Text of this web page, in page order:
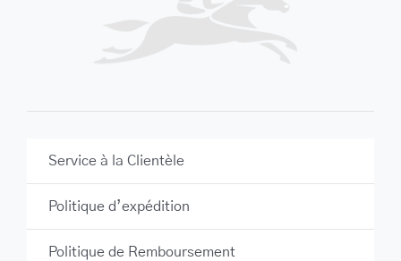
Service à la Clientèle
Politique d’expédition
Politique de Remboursement